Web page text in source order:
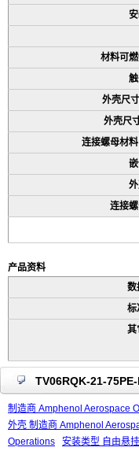
材料可
外壳尺
外壳尺
连接螺母材
连接
产品资料
数
标
其
TV06RQK-21-
制造商 Amphenol Aerospace
外壳 制造商 Amphenol
Operations
安装类型 自由悬挂